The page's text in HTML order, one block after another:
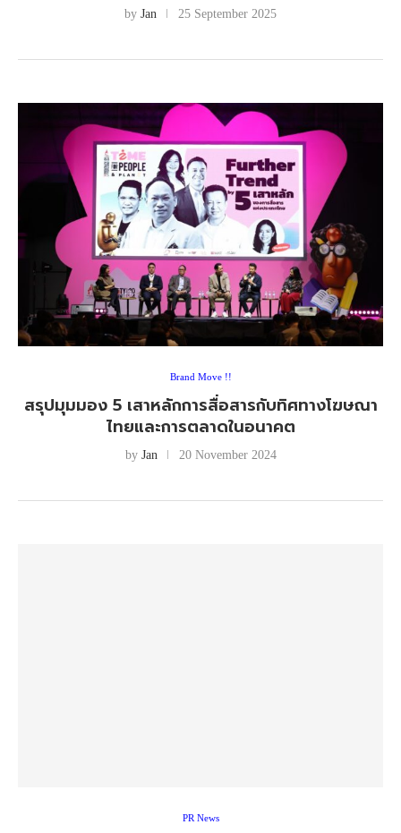
by Jan 25 September 2025
Brand Move !!
สรุปมุมมอง 5 เสาหลักการสื่อสารกับทิศทางโฆษณา
ไทยและการตลาดในอนาคต
by Jan 20 November 2024
PR News